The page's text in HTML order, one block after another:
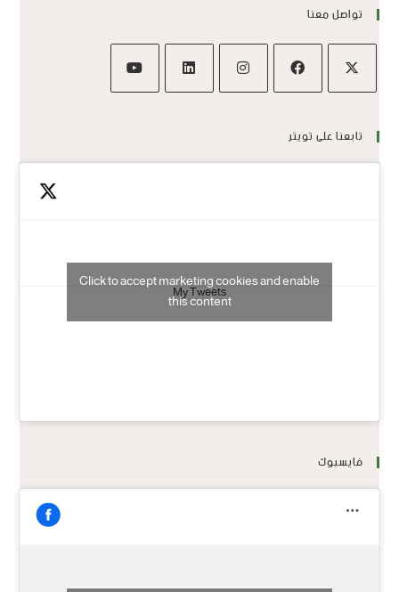
تواصل معنا
تابعنا على تويتر
My Tweets
Click to accept marketing cookies and enable
this content
فايسبوك